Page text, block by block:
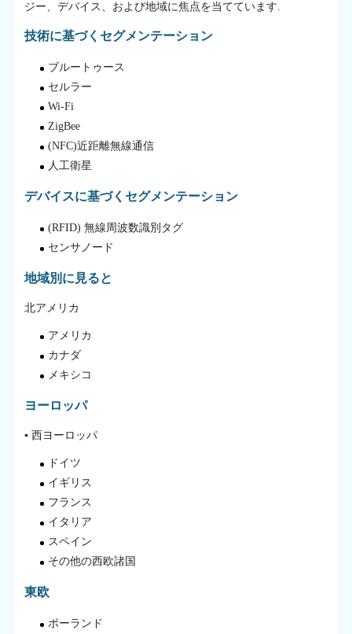
ジー、デバイス、および地域に焦点を当てています.
技術に基づくセグメンテーション
ブルートゥース
セルラー
Wi-Fi
ZigBee
(NFC)近距離無線通信
人工衛星
デバイスに基づくセグメンテーション
(RFID) 無線周波数識別タグ
センサノード
地域別に見ると
北アメリカ
アメリカ
カナダ
メキシコ
ヨーロッパ
▪ 西ヨーロッパ
ドイツ
イギリス
フランス
イタリア
スペイン
その他の西欧諸国
東欧
ポーランド